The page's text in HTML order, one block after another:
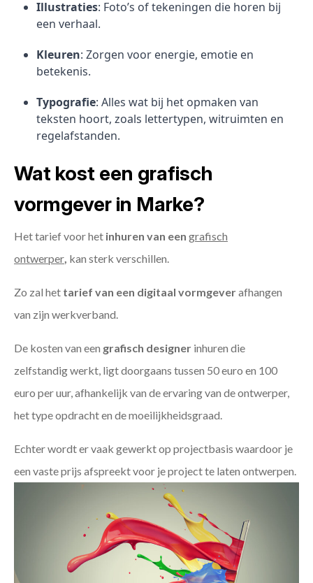
Illustraties: Foto’s of tekeningen die horen bij
een verhaal.
Kleuren: Zorgen voor energie, emotie en
betekenis.
Typografie: Alles wat bij het opmaken van
teksten hoort, zoals lettertypen, witruimten en
regelafstanden.
Wat kost een grafisch
vormgever in Marke?
Het tarief voor het inhuren van een grafisch
ontwerper kan sterk verschillen.
Zo zal het tarief van een digitaal vormgeverafhangen
van zijn werkverband.
De kosten van een grafisch designer inhuren die
zelfstandig werkt, ligt doorgaans tussen 50 euro en 100
euro per uur, afhankelijk van de ervaring van de ontwerper,
het type opdracht en de moeilijkheidsgraad.
Echter wordt er vaak gewerkt op projectbasis waardoor je
een vaste prijs afspreekt voor je project te laten ontwerpen.